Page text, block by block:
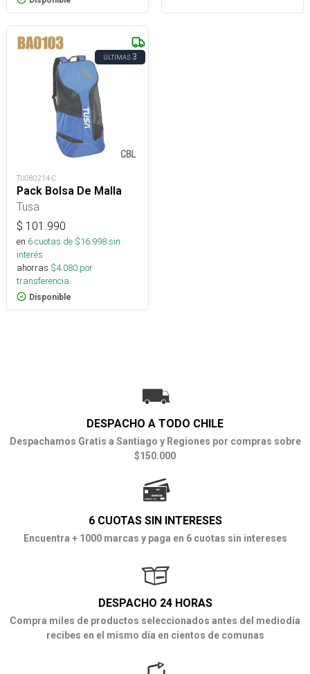
ÚLTIMAS3
TU080214-C
Pack Bolsa De Malla
Tusa
$ 101.990
en 6cuotas de $16.998sin
interés
ahorras $4.080 por
transferencia.
Disponible
DESPACHO A TODO CHILE
Despachamos Gratis a Santiago y Regiones por compras sobre
$150.000
6 CUOTAS SIN INTERESES
Encuentra + 1000 marcas y paga en 6 cuotas sin intereses
DESPACHO 24 HORAS
Compra miles de productos seleccionados antes del mediodía
recibes en el mismo día en cientos de comunas